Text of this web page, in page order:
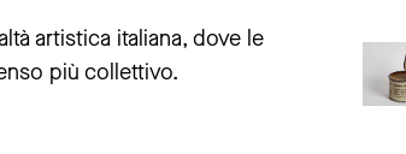
artistica italiana, dove le
più collettivo.